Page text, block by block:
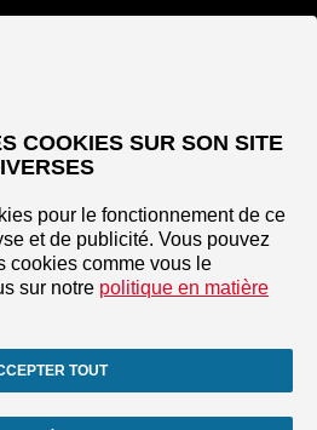
COOKIES SUR SON SITE
pour le fonctionnement de ce
et de publicité. Vous pouvez
cookies comme vous le
sur notre politique en matière
TOUT